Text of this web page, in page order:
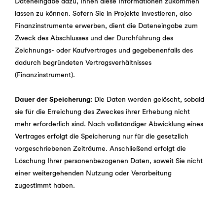
lassen zu können. Sofern Sie in Projekte investieren, also
Finanzinstrumente erwerben, dient die Dateneingabe zum
Zweck des Abschlusses und der Durchführung des
Zeichnungs- oder Kaufvertrages und gegebenenfalls des
dadurch begründeten Vertragsverhältnisses
(Finanzinstrument).
Dauer der Speicherung: Die Daten werden gelöscht, sobald
sie für die Erreichung des Zweckes ihrer Erhebung nicht
mehr erforderlich sind. Nach vollständiger Abwicklung eines
Vertrages erfolgt die Speicherung nur für die gesetzlich
vorgeschriebenen Zeiträume. Anschließend erfolgt die
Löschung Ihrer personenbezogenen Daten, soweit Sie nicht
einer weitergehenden Nutzung oder Verarbeitung
zugestimmt haben.